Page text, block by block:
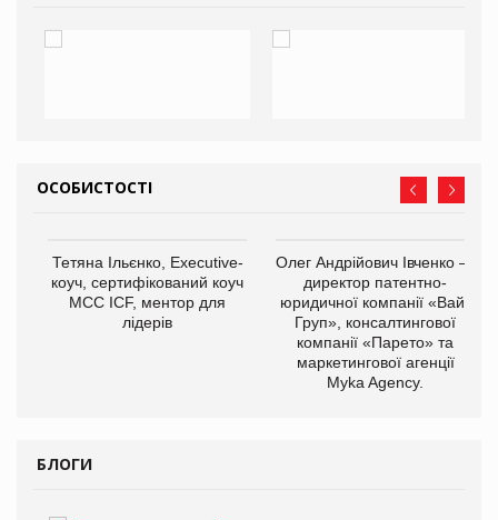
ОСОБИСТОСТІ
Тетяна Ільєнко, Executive-
коуч, сертифікований коуч
МСС ICF, ментор для
лідерів
Олег Андрійович Івченко —
директор патентно-
юридичної компанії «Вайз
Груп», консалтингової
компанії «Парето» та
маркетингової агенції
Myka Agency.
БЛОГИ